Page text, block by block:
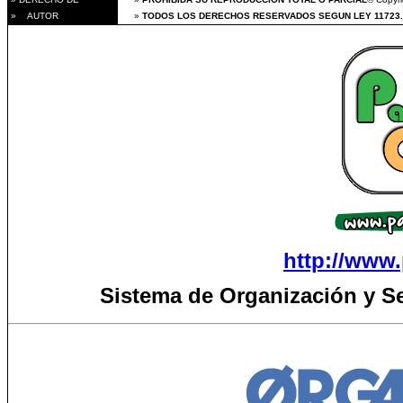
» AUTOR
» TODOS LOS DERECHOS RESERVADOS SEGUN LEY
http://
Sistema de Organización y